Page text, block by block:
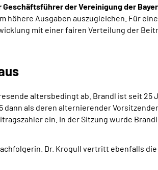
der Vereinigung der
höhere Ausgaben auszugleichen. Für
mit einer fairen Verteilung der
altersbedingt ab. Brandl ist seit 25
als deren alternierender
ein. In der Sitzung wurde
Dr. Krogull vertritt ebenfalls